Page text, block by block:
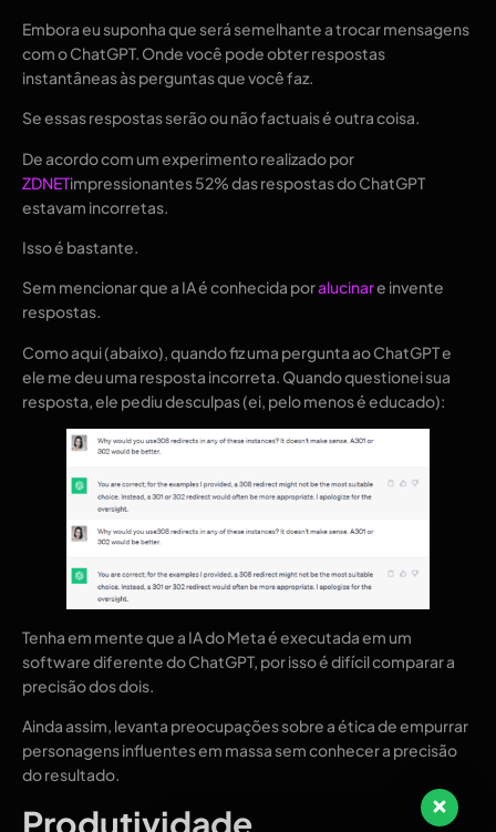
Embora eu suponha que será semelhante a trocar mensagens
com o ChatGPT. Onde você pode obter respostas
instantâneas às perguntas que você faz.
Se essas respostas serão ou não factuais é outra coisa.
De acordo com um experimento realizado por
ZDNETimpressionantes 52% das respostas do ChatGPT
estavam incorretas.
Isso é bastante.
Sem mencionar que a IA é conhecida poralucinare invente
respostas.
Como aqui (abaixo), quando fiz uma pergunta ao ChatGPT e
ele me deu uma resposta incorreta. Quando questionei sua
resposta, ele pediu desculpas (ei, pelo menos é educado):
Tenha em mente que a IA do Meta é executada em um
software diferente do ChatGPT, por isso é difícil comparar a
precisão dos dois.
Ainda assim, levanta preocupações sobre a ética de empurrar
personagens influentes em massa sem conhecer a precisão
do resultado.
Produtividade